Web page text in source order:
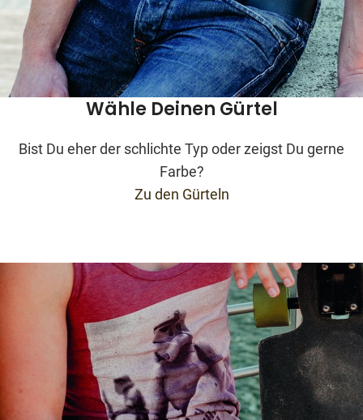
Wähle Deinen Gürtel
Bist Du eher der schlichte Typ oder zeigst Du gerne
Farbe?
Zu den Gürteln